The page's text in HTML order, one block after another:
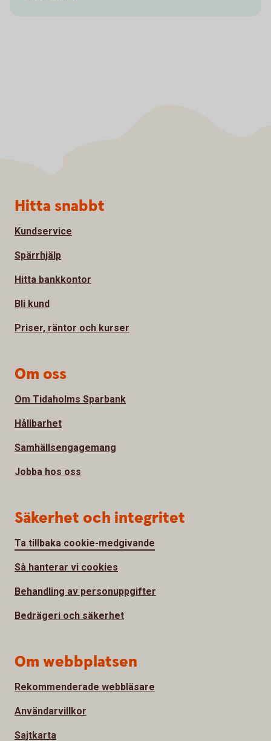
Sidfot
Hitta snabbt
Kundservice
Spärrhjälp
Hitta bankkontor
Bli kund
Priser, räntor och kurser
Om oss
Om Tidaholms Sparbank
Hållbarhet
Samhällsengagemang
Jobba hos oss
Säkerhet och integritet
Ta tillbaka cookie-medgivande
Så hanterar vi cookies
Behandling av personuppgifter
Bedrägeri och säkerhet
Om webbplatsen
Rekommenderade webbläsare
Användarvillkor
Sajtkarta